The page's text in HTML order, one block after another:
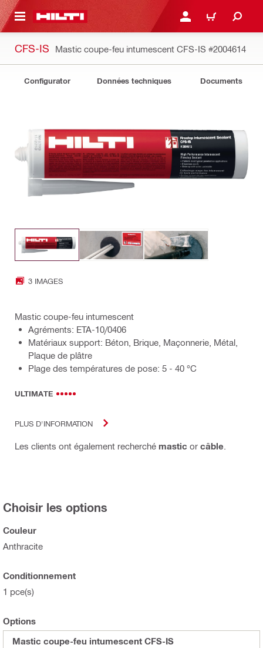
SE CONNECTER OU
PANIER
CFS-IS Mastic coupe-feu intumescent CFS-IS #2004614
Configurator Données techniques Documents
3 IMAGES
Mastic coupe-feu intumescent
Agréments: ETA-10/0406
Matériaux support: Béton, Brique, Maçonnerie, Métal,
Plaque de plâtre
Plage des températures de pose: 5 - 40 °C
ULTIMATE
PLUS D'INFORMATION
Les clients ont également recherché mastic or câble
Choisir les options
Couleur
Anthracite
Conditionnement
1 pce(s)
Options
Mastic coupe-feu intumescent CFS-IS